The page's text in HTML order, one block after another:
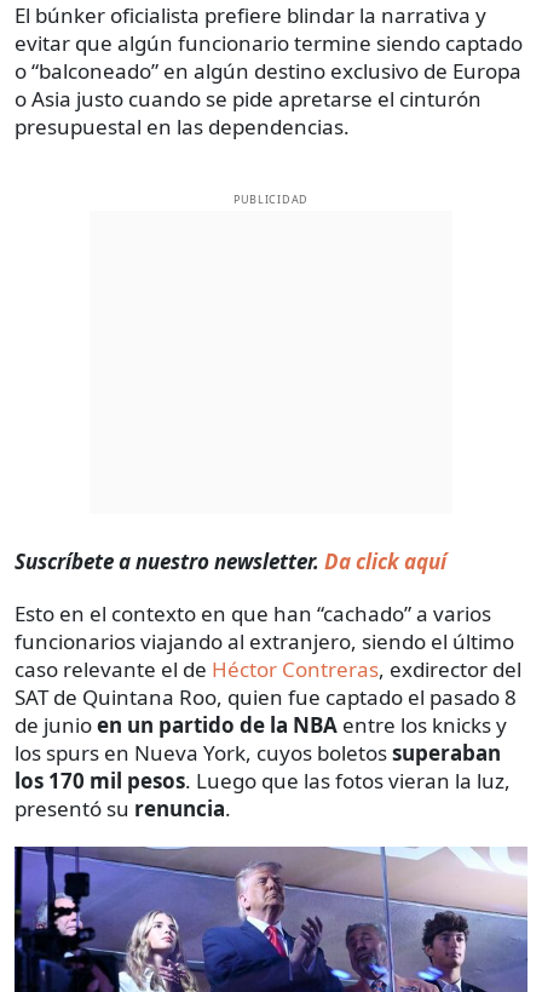
El búnker oficialista prefiere blindar la narrativa y
evitar que algún funcionario termine siendo captado
o “balconeado” en algún destino exclusivo de Europa
o Asia justo cuando se pide apretarse el cinturón
presupuestal en las dependencias.
PUBLICIDAD
Suscríbete a nuestro newsletter. Da click aquí
Esto en el contexto en que han “cachado” a varios
funcionarios viajando al extranjero, siendo el último
caso relevante el de Héctor Contreras, exdirector del
SAT de Quintana Roo, quien fue captado el pasado 8
de junioen un partido de la NBA entre los knicks y
los spurs en Nueva York, cuyos boletossuperaban
los 170 mil pesos. Luego que las fotos vieran la luz,
presentó su renuncia.